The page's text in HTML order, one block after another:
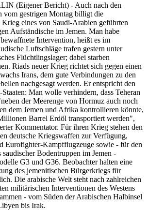
(Eigener Bericht) - Auch nach den
vom gestrigen Montag billigt die
eines von Saudi-Arabien geführten
Aufständische im Jemen. Man habe
Intervention, heißt es im
Luftschläge trafen gestern unter
Flüchtlingslager; dabei starben
Riads neuer Krieg richtet sich gegen einen
Irans, dem gute Verbindungen zu den
nachgesagt werden. Er entspricht den
Man wolle verhindern, dass Teheran
der Meerenge von Hormuz auch noch
dem Jemen und Afrika kontrollieren könnte,
Barrel Erdöl transportiert werden",
Kommentator. Für ihren Krieg stehen den
deutsche Kriegswaffen zur Verfügung,
Eurofighter-Kampfflugzeuge sowie - für den
saudischer Bodentruppen im Jemen -
G3 und G36. Beobachter halten eine
des jemenitischen Bürgerkriegs für
Die arabische Welt steht nach zahlreichen
militärischen Interventionen des Westens
- vom Süden der Arabischen Halbinsel
bis Irak.